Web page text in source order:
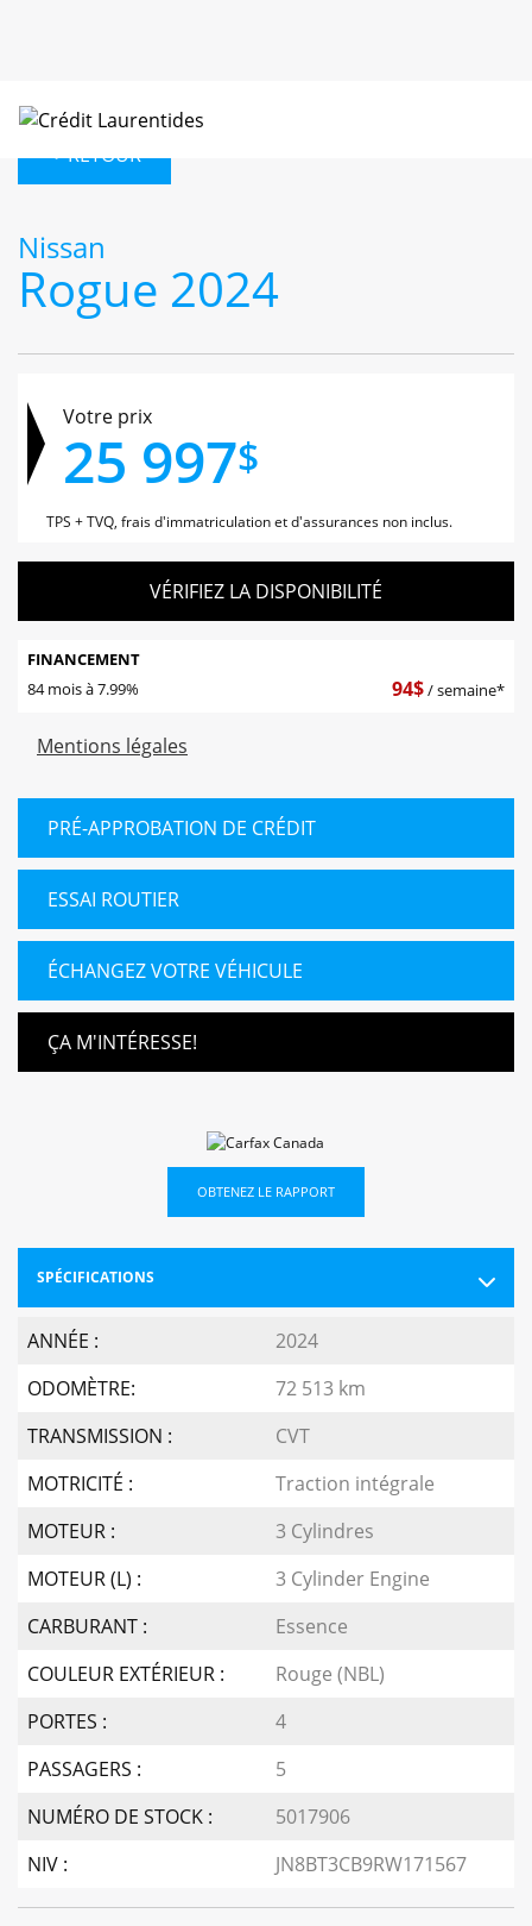
< RETOUR
Nissan
Rogue 2024
OBTENEZ LE RAPPORT
SPÉCIFICATIONS
ANNÉE :
2024
ODOMÈTRE:
72 513 km
TRANSMISSION :
CVT
MOTRICITÉ :
Traction intégrale
MOTEUR :
3 Cylindres
MOTEUR (L) :
3 Cylinder Engine
CARBURANT :
Essence
COULEUR EXTÉRIEUR :
Rouge (NBL)
PORTES :
4
PASSAGERS :
5
NUMÉRO DE STOCK :
5017906
NIV :
JN8BT3CB9RW171567
Votre prix
25 997$
TPS + TVQ, frais d'immatriculation et d'assurances non inclus.
VÉRIFIEZ LA DISPONIBILITÉ
FINANCEMENT
84 mois à 7.99%
94$/ semaine*
Mentions légales
PRÉ-APPROBATION DE CRÉDIT
ESSAI ROUTIER
ÉCHANGEZ VOTRE VÉHICULE
ÇA M'INTÉRESSE!